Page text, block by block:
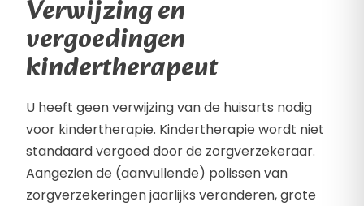
Verwijzing en
vergoedingen
kindertherapeut
U heeft geen verwijzing van de huisarts nodig
voor kindertherapie. Kindertherapie wordt niet
standaard vergoed door de zorgverzekeraar.
Aangezien de (aanvullende) polissen van
zorgverzekeringen jaarlijks veranderen, grote